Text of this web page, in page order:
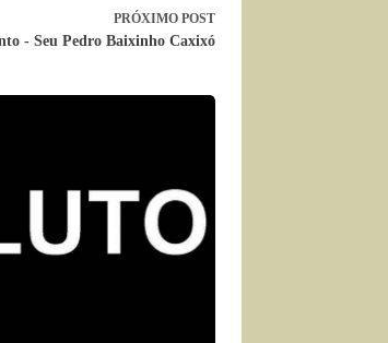
PRÓXIMO POST
- Seu Pedro Baixinho Caxixó